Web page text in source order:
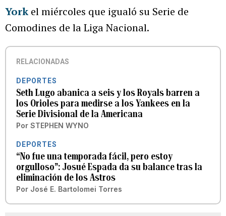
Yorkel miércoles que igualó su Serie de
Comodines de la Liga Nacional.
RELACIONADAS
DEPORTES
Seth Lugo abanica a seis y los Royals barren a
los Orioles para medirse a los Yankees en la
Serie Divisional de la Americana
Por STEPHEN WYNO
DEPORTES
“No fue una temporada fácil, pero estoy
orgulloso”: Josué Espada da su balance tras la
eliminación de los Astros
Por José E. Bartolomei Torres